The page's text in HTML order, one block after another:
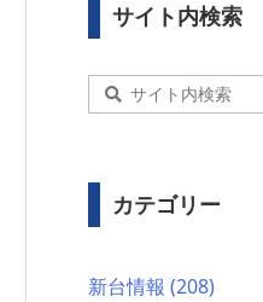
サイト内検索
カテゴリー
新台情報 (208)